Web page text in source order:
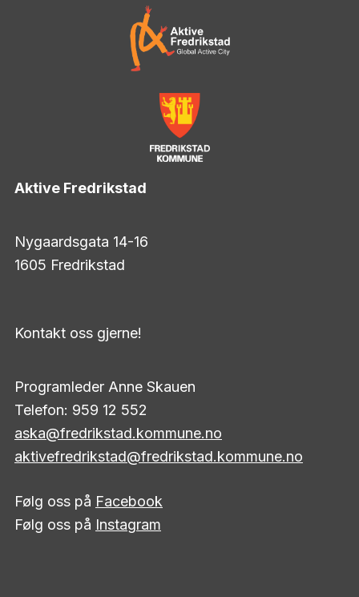
Aktive Fredrikstad
Nygaardsgata 14-16
1605 Fredrikstad
Kontakt oss gjerne!
Programleder Anne Skauen
Telefon: 959 12 552
aska@fredrikstad.kommune.no
aktivefredrikstad@fredrikstad.kommune.no
Følg oss på Facebook
Følg oss på Instagram